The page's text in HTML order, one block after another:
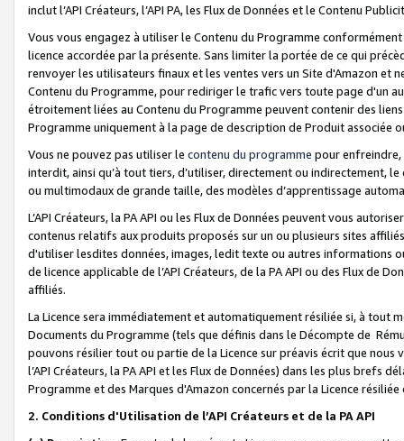
inclut l’API Créateurs, l’API PA, les Flux de Données et le Contenu
Vous vous engagez à utiliser le Contenu du Programme
licence accordée par la présente. Sans limiter la portée de ce qui
renvoyer les utilisateurs finaux et les ventes vers un Site d'Amazon et
Contenu du Programme, pour rediriger le trafic vers toute page d'un
étroitement liées au Contenu du Programme peuvent contenir des
Programme uniquement à la page de description de Produit associée
Vous ne pouvez pas utiliser le contenu du programme pour
interdit, ainsi qu’à tout tiers, d’utiliser, directement ou indirectement,
ou multimodaux de grande taille, des modèles d’apprentissage
L’API Créateurs, la PA API ou les Flux de Données peuvent vous
contenus relatifs aux produits proposés sur un ou plusieurs sites
d'utiliser lesdites données, images, ledit texte ou autres informations
de licence applicable de l’API Créateurs, de la PA API ou des Flux de
affiliés.
La Licence sera immédiatement et automatiquement résiliée si, à
Documents du Programme (tels que définis dans le Décompte de
pouvons résilier tout ou partie de la Licence sur préavis écrit que
l’API Créateurs, la PA API et les Flux de Données) dans les plus
Programme et des Marques d'Amazon concernés par la Licence
2. Conditions d'Utilisation de l’API Créateurs et de la PA API